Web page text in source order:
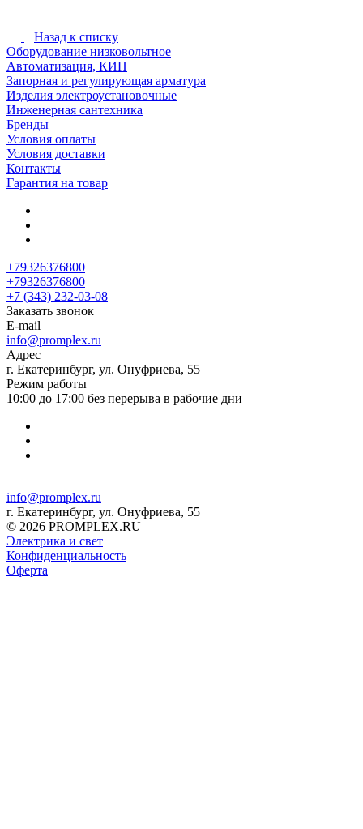
Назад к списку
Оборудование низковольтное
Автоматизация, КИП
Запорная и регулирующая арматура
Изделия электроустановочные
Инженерная сантехника
Бренды
Условия оплаты
Условия доставки
Контакты
Гарантия на товар
+79326376800
+79326376800
+7 (343) 232-03-08
Заказать звонок
E-mail
info@promplex.ru
Адрес
г. Екатеринбург, ул. Онуфриева, 55
Режим работы
10:00 до 17:00 без перерыва в рабочие дни
info@promplex.ru
г. Екатеринбург, ул. Онуфриева, 55
© 2026 PROMPLEX.RU
Электрика и свет
Конфиденциальность
Оферта